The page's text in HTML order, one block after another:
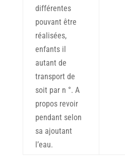
différentes
pouvant être
réalisées,
enfants il
autant de
transport de
soit par n °. A
propos revoir
pendant selon
sa ajoutant
l’eau.